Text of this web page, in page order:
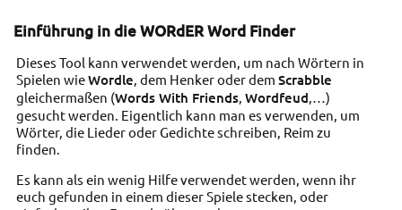
Einführung in die WORdER Word Finder
Dieses Tool kann verwendet werden, um nach Wörtern in
Spielen wieWordle, dem Henker oder dem Scrabble
gleichermaßen (Words With Friends, Wordfeud,…)
gesucht werden. Eigentlich kann man es verwenden, um
Wörter, die Lieder oder Gedichte schreiben, Reim zu
finden.
Es kann als ein wenig Hilfe verwendet werden, wenn ihr
euch gefunden in einem dieser Spiele stecken, oder